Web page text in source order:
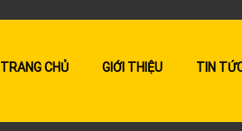
TRANG CHỦ GIỚI THIỆU TIN